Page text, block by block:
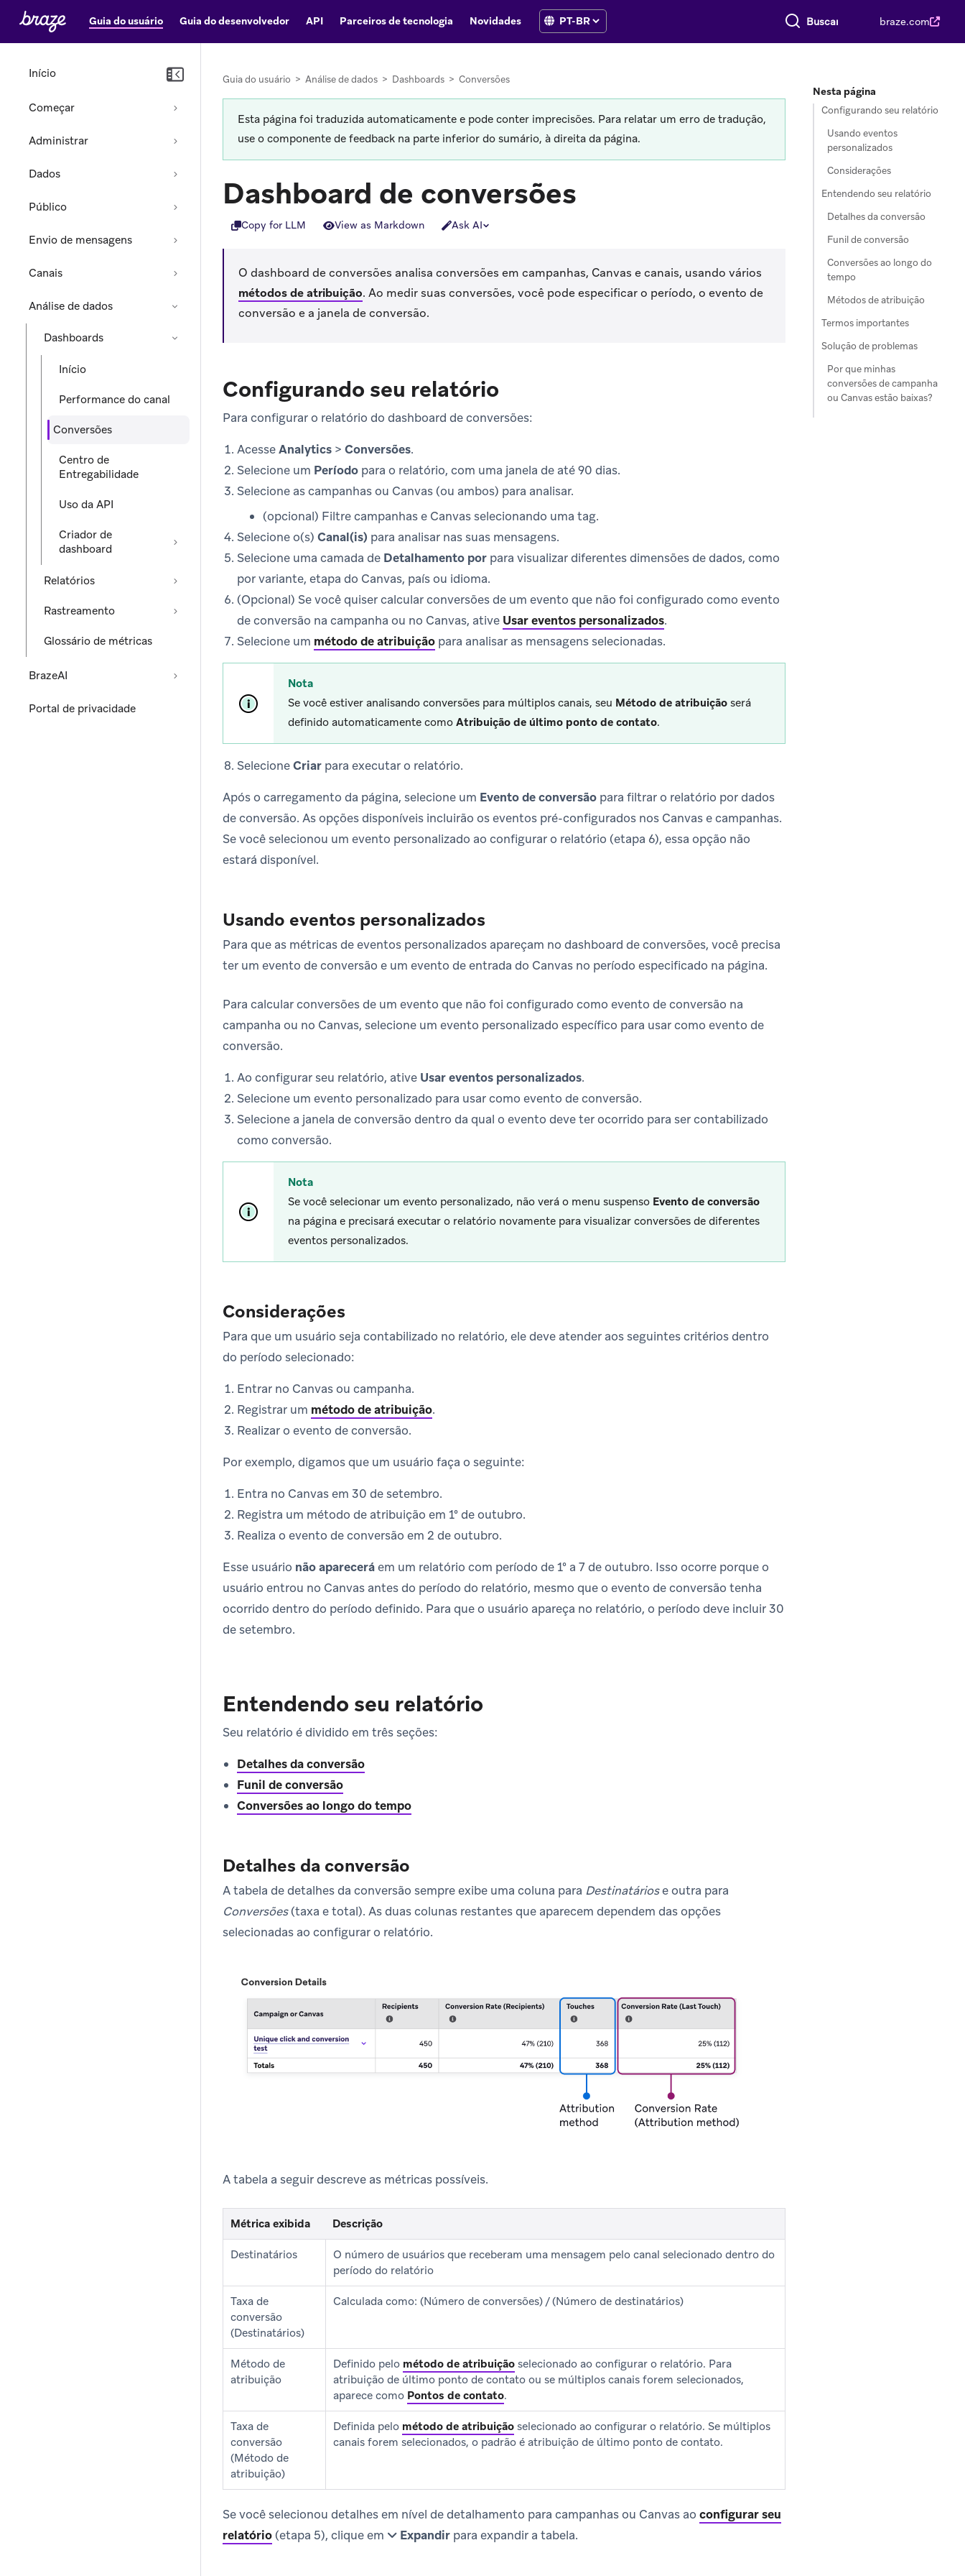
Guia do usuário Guia do desenvolvedor API Parceiros de tecnologia Novidades Buscar tudo braze.com
Início
Começar
Administrar
Dados
Público
Envio de mensagens
Canais
Análise de dados
Dashboards
Início
Performance do canal
Conversões
Centro de
Entregabilidade
Uso da API
Criador de
dashboard
Relatórios
Rastreamento
Glossário de métricas
BrazeAI
Portal de privacidade
Guia do usuário > Análise de dados > Dashboards > Conversões
Esta página foi traduzida automaticamente e pode conter imprecisões. Para relatar um erro de tradução,
use o componente de feedback na parte inferior do sumário, à direita da página.
Dashboard de conversões
Copy for LLM View as Markdown Ask AI
O dashboard de conversões analisa conversões em campanhas, Canvas e canais, usando vários
métodos de atribuição. Ao medir suas conversões, você pode especificar o período, o evento de
conversão e a janela de conversão.
Configurando seu relatório
Para configurar o relatório do dashboard de conversões:
AcesseAnalytics > Conversões.
Selecione um Período para o relatório, com uma janela de até 90 dias.
Selecione as campanhas ou Canvas (ou ambos) para analisar.
(opcional) Filtre campanhas e Canvas selecionando uma tag.
Selecione o(s) Canal(is) para analisar nas suas mensagens.
Selecione uma camada de Detalhamento por para visualizar diferentes dimensões de dados, como
por variante, etapa do Canvas, país ou idioma.
(Opcional) Se você quiser calcular conversões de um evento que não foi configurado como evento
de conversão na campanha ou no Canvas, ative Usar eventos personalizados.
Selecione um método de atribuição para analisar as mensagens selecionadas.
Nota
Se você estiver analisando conversões para múltiplos canais, seu Método de atribuição será
definido automaticamente como Atribuição de último ponto de contato.
SelecioneCriar para executar o relatório.
Após o carregamento da página, selecione um Evento de conversão para filtrar o relatório por dados
de conversão. As opções disponíveis incluirão os eventos pré-configurados nos Canvas e campanhas.
Se você selecionou um evento personalizado ao configurar o relatório (etapa 6), essa opção não
estará disponível.
Usando eventos personalizados
Para que as métricas de eventos personalizados apareçam no dashboard de conversões, você precisa
ter um evento de conversão e um evento de entrada do Canvas no período especificado na página.
Para calcular conversões de um evento que não foi configurado como evento de conversão na
campanha ou no Canvas, selecione um evento personalizado específico para usar como evento de
conversão.
Ao configurar seu relatório, ative Usar eventos personalizados.
Selecione um evento personalizado para usar como evento de conversão.
Selecione a janela de conversão dentro da qual o evento deve ter ocorrido para ser contabilizado
como conversão.
Nota
Se você selecionar um evento personalizado, não verá o menu suspenso Evento de conversão
na página e precisará executar o relatório novamente para visualizar conversões de diferentes
eventos personalizados.
Considerações
Para que um usuário seja contabilizado no relatório, ele deve atender aos seguintes critérios dentro
do período selecionado:
Entrar no Canvas ou campanha.
Registrar um método de atribuição.
Realizar o evento de conversão.
Por exemplo, digamos que um usuário faça o seguinte:
Entra no Canvas em 30 de setembro.
Registra um método de atribuição em 1º de outubro.
Realiza o evento de conversão em 2 de outubro.
Esse usuário não apareceráem um relatório com período de 1º a 7 de outubro. Isso ocorre porque o
usuário entrou no Canvas antes do período do relatório, mesmo que o evento de conversão tenha
ocorrido dentro do período definido. Para que o usuário apareça no relatório, o período deve incluir 30
de setembro.
Entendendo seu relatório
Seu relatório é dividido em três seções:
Detalhes da conversão
Funil de conversão
Conversões ao longo do tempo
Detalhes da conversão
A tabela de detalhes da conversão sempre exibe uma coluna para Destinatáriose outra para
Conversões(taxa e total). As duas colunas restantes que aparecem dependem das opções
selecionadas ao configurar o relatório.
A tabela a seguir descreve as métricas possíveis.
Métrica exibida Descrição
Destinatários
O número de usuários que receberam uma mensagem pelo canal selecionado dentro do
período do relatório
Taxa de
conversão
(Destinatários)
Calculada como: (Número de conversões) / (Número de destinatários)
Método de
atribuição
Definido pelo método de atribuição selecionado ao configurar o relatório. Para
atribuição de último ponto de contato ou se múltiplos canais forem selecionados,
aparece como Pontos de contato.
Taxa de
conversão
(Método de
atribuição)
Definida pelo método de atribuição selecionado ao configurar o relatório. Se múltiplos
canais forem selecionados, o padrão é atribuição de último ponto de contato.
Se você selecionou detalhes em nível de detalhamento para campanhas ou Canvas ao configurar seu
relatório(etapa 5), clique em Expandir para expandir a tabela.
Nesta página
Configurando seu relatório
Usando eventos
personalizados
Considerações
Entendendo seu relatório
Detalhes da conversão
Funil de conversão
Conversões ao longo do
tempo
Métodos de atribuição
Termos importantes
Solução de problemas
Por que minhas
conversões de campanha
ou Canvas estão baixas?